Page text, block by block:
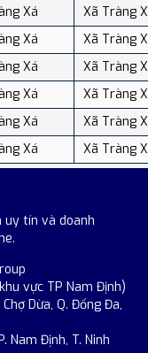
Xá
Xã Tràng
Xá
Xã Tràng
Xá
Xã Tràng
Xá
Xã Tràng
Xá
Xã Tràng
Xá Xã Tràng
uy tín và doanh
vực TP Nam Định)
Dừa, Q. Đống Đa,
Nam Định, T. Ninh